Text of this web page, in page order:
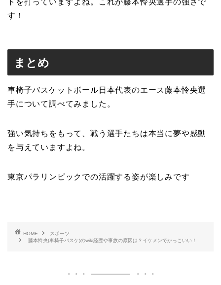
す！
まとめ
車椅子バスケットボール日本代表のエース藤本怜央選
手について調べてみました。
強い気持ちをもって、戦う選手たちは本当に夢や感動
を与えていますよね。
東京パラリンピックでの活躍する姿が楽しみです
HOME
スポーツ
藤本怜央(車椅子バスケ)のwiki経歴や事故の原因は？イケメンでかっこいい！